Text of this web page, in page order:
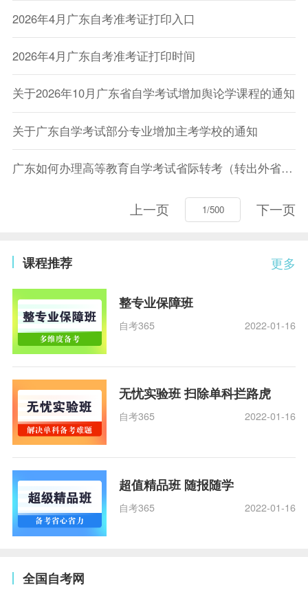
2026年4月广东自考准考证打印入口
2026年4月广东自考准考证打印时间
关于2026年10月广东省自学考试增加舆论学课程的通知
关于广东自学考试部分专业增加主考学校的通知
广东如何办理高等教育自学考试省际转考（转出外省）手续？
上一页 下一页
更多
课程推荐
整专业保障班
自考365 2022-01-16
无忧实验班 扫除单科拦路虎
自考365 2022-01-16
超值精品班 随报随学
自考365 2022-01-16
全国自考网